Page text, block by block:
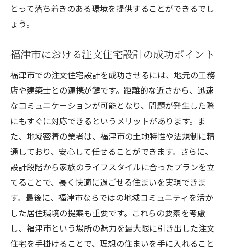
とって落ち着きのある環境を提供することができるでし
ょう。
福津市における注文住宅設計の成功ポイント
福津市での注文住宅設計を成功させるには、地元の工務
店や建築士との連携が鍵です。距離的な近さから、迅速
なコミュニケーションが可能となり、問題が発生した際
にもすぐに対応できるというメリットがあります。ま
た、地域密着の業者は、福津市の土地特性や法規制に精
通しており、安心して任せることができます。さらに、
設計段階から家族のライフスタイルに合ったプランを立
てることで、長く快適に過ごせる住まいを実現できま
す。最後に、福津市ならではの地域コミュニティを活か
した居住環境の提案も重要です。これらの要素を考慮
し、福津市という場所の魅力を最大限に引き出した注文
住宅を手掛けることで、理想の住まいを手に入れること